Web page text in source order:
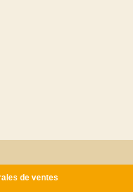
de ventes